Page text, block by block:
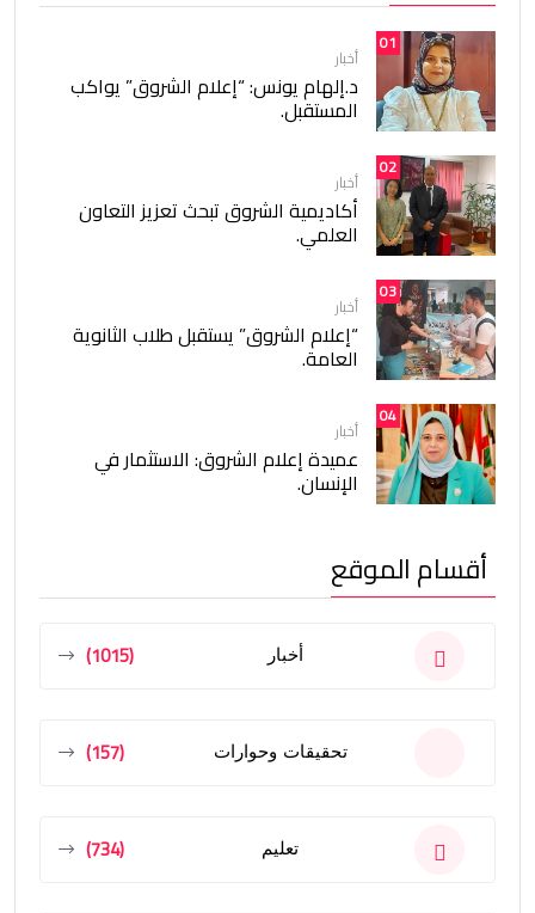
01
أخبار
د.إلهام يونس: “إعلام الشروق” يواكب
المستقبل.
02
أخبار
أكاديمية الشروق تبحث تعزيز التعاون
العلمي.
03
أخبار
“إعلام الشروق” يستقبل طلاب الثانوية
العامة.
04
أخبار
عميدة إعلام الشروق: الاستثمار في
الإنسان.
أقسام الموقع
أخبار (1015)
تحقيقات وحوارات (157)
تعليم (734)